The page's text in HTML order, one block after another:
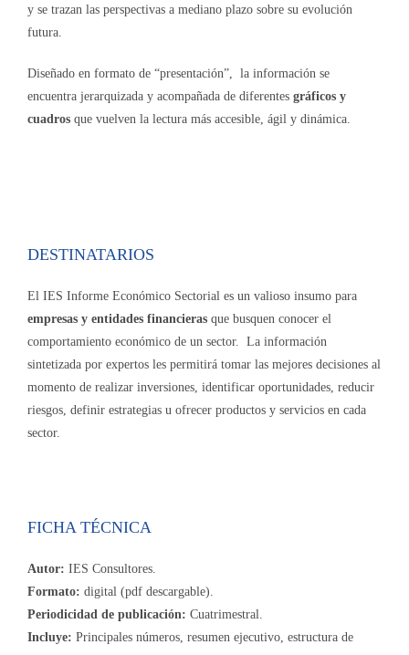
y se trazan las perspectivas a mediano plazo sobre su evolución
futura.
Diseñado en formato de “presentación”, la información se
encuentra jerarquizada y acompañada de diferentes gráficos y
cuadros que vuelven la lectura más accesible, ágil y dinámica.
DESTINATARIOS
El IES Informe Económico Sectorial es un valioso insumo para
empresas y entidades financieras que busquen conocer el
comportamiento económico de un sector. La información
sintetizada por expertos les permitirá tomar las mejores decisiones al
momento de realizar inversiones, identificar oportunidades, reducir
riesgos, definir estrategias u ofrecer productos y servicios en cada
sector.
FICHA TÉCNICA
Autor: IES Consultores.
Formato: digital (pdf descargable).
Periodicidad de publicación: Cuatrimestral.
Incluye: Principales números, resumen ejecutivo, estructura de